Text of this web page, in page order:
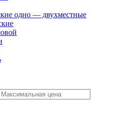
одно — двухместные